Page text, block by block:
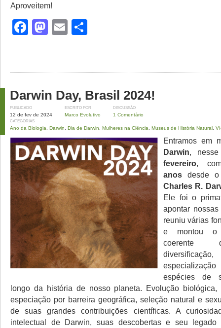
Aproveitem!
Facebook
Mastodon
Email
Darwin Day, Brasil 2024!
PUBLICADO
12 de fev de 2024
ESCRITO POR
Marco Evolutivo
DISCUSSÃO
1 Comentário
CATEGORIAS
Ano da Biologia Darwin Dia de Darwin Mulheres na Ciência Museus de História Natural
Entramos em
Darwin,
fevereiro,
anos desde o
Charles R.
Ele foi o
apontar
reuniu várias
e montou o
coerente
espécies de
longo da história de nosso planeta. Evolução biológica,
especiação por barreira geográfica, seleção natural e
de suas grandes contribuições científicas. A
intelectual de Darwin, suas descobertas e seu